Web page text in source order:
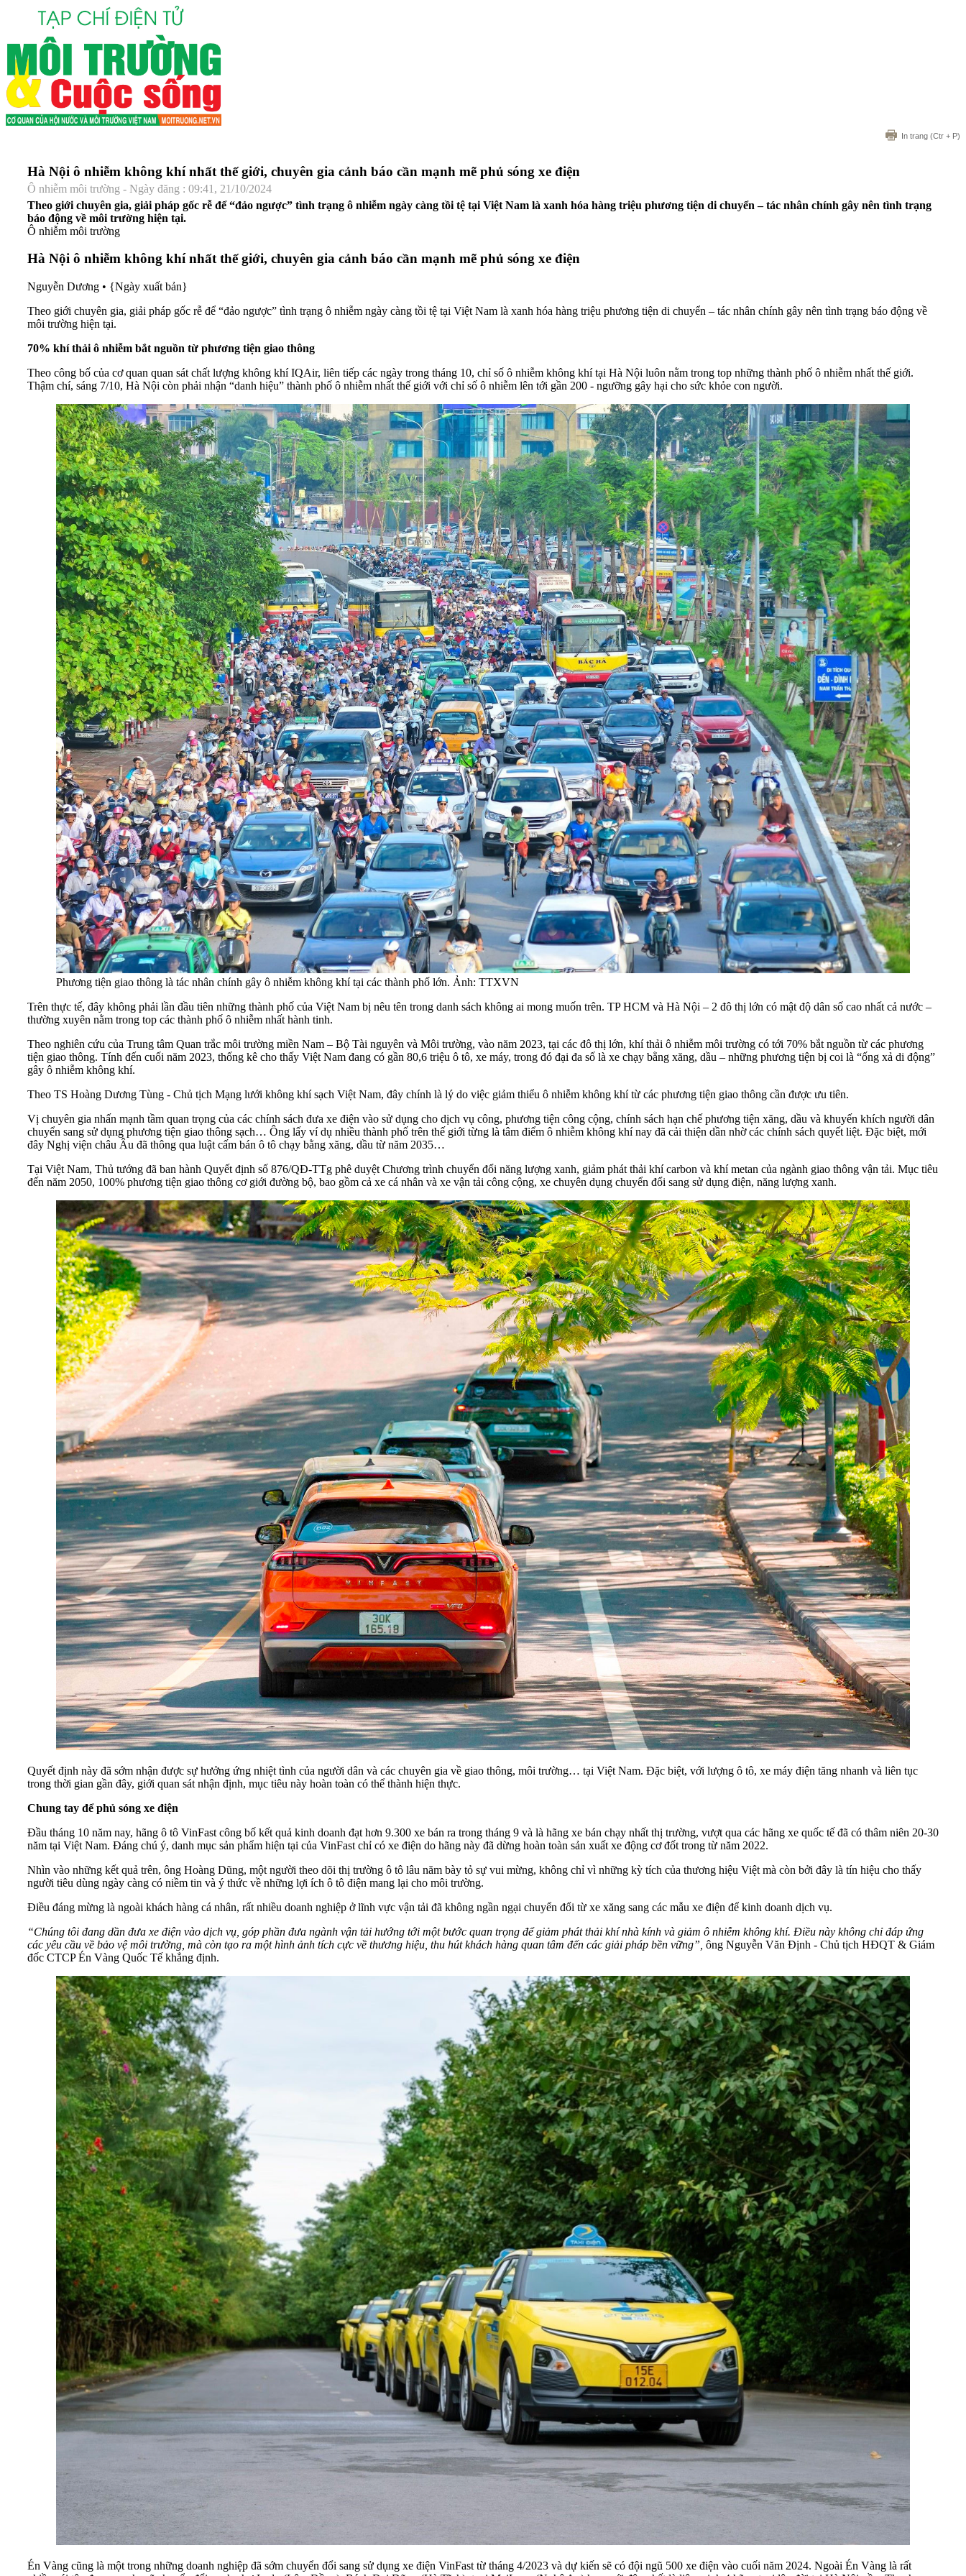
In trang (Ctr + P)
Hà Nội ô nhiễm không khí nhất thế giới, chuyên gia cảnh báo cần mạnh mẽ phủ sóng xe điện
Ô nhiễm môi trường - Ngày đăng : 09:41, 21/10/2024
Theo giới chuyên gia, giải pháp gốc rễ để “đảo ngược” tình trạng ô nhiễm ngày càng tồi tệ tại Việt Nam là xanh hóa hàng triệu phương tiện di chuyển – tác nhân chính gây nên tình trạng
báo động về môi trường hiện tại.
Ô nhiễm môi trường
Hà Nội ô nhiễm không khí nhất thế giới, chuyên gia cảnh báo cần mạnh mẽ phủ sóng xe điện
Nguyễn Dương • {Ngày xuất bản}
Theo giới chuyên gia, giải pháp gốc rễ để “đảo ngược” tình trạng ô nhiễm ngày càng tồi tệ tại Việt Nam là xanh hóa hàng triệu phương tiện di chuyển – tác nhân chính gây nên tình trạng báo động về
môi trường hiện tại.
70% khí thải ô nhiễm bắt nguồn từ phương tiện giao thông
Theo công bố của cơ quan quan sát chất lượng không khí IQAir, liên tiếp các ngày trong tháng 10, chỉ số ô nhiễm không khí tại Hà Nội luôn nằm trong top những thành phố ô nhiễm nhất thế giới.
Thậm chí, sáng 7/10, Hà Nội còn phải nhận “danh hiệu” thành phố ô nhiễm nhất thế giới với chỉ số ô nhiễm lên tới gần 200 - ngưỡng gây hại cho sức khỏe con người.
Phương tiện giao thông là tác nhân chính gây ô nhiễm không khí tại các thành phố lớn. Ảnh: TTXVN
Trên thực tế, đây không phải lần đầu tiên những thành phố của Việt Nam bị nêu tên trong danh sách không ai mong muốn trên. TP HCM và Hà Nội – 2 đô thị lớn có mật độ dân số cao nhất cả nước –
thường xuyên nằm trong top các thành phố ô nhiễm nhất hành tinh.
Theo nghiên cứu của Trung tâm Quan trắc môi trường miền Nam – Bộ Tài nguyên và Môi trường, vào năm 2023, tại các đô thị lớn, khí thải ô nhiễm môi trường có tới 70% bắt nguồn từ các phương
tiện giao thông. Tính đến cuối năm 2023, thống kê cho thấy Việt Nam đang có gần 80,6 triệu ô tô, xe máy, trong đó đại đa số là xe chạy bằng xăng, dầu – những phương tiện bị coi là “ống xả di động”
gây ô nhiễm không khí.
Theo TS Hoàng Dương Tùng - Chủ tịch Mạng lưới không khí sạch Việt Nam, đây chính là lý do việc giảm thiểu ô nhiễm không khí từ các phương tiện giao thông cần được ưu tiên.
Vị chuyên gia nhấn mạnh tầm quan trọng của các chính sách đưa xe điện vào sử dụng cho dịch vụ công, phương tiện công cộng, chính sách hạn chế phương tiện xăng, dầu và khuyến khích người dân
chuyển sang sử dụng phương tiện giao thông sạch… Ông lấy ví dụ nhiều thành phố trên thế giới từng là tâm điểm ô nhiễm không khí nay đã cải thiện dần nhờ các chính sách quyết liệt. Đặc biệt, mới
đây Nghị viện châu Âu đã thông qua luật cấm bán ô tô chạy bằng xăng, dầu từ năm 2035…
Tại Việt Nam, Thủ tướng đã ban hành Quyết định số 876/QĐ-TTg phê duyệt Chương trình chuyển đổi năng lượng xanh, giảm phát thải khí carbon và khí metan của ngành giao thông vận tải. Mục tiêu
đến năm 2050, 100% phương tiện giao thông cơ giới đường bộ, bao gồm cả xe cá nhân và xe vận tải công cộng, xe chuyên dụng chuyển đổi sang sử dụng điện, năng lượng xanh.
Quyết định này đã sớm nhận được sự hưởng ứng nhiệt tình của người dân và các chuyên gia về giao thông, môi trường… tại Việt Nam. Đặc biệt, với lượng ô tô, xe máy điện tăng nhanh và liên tục
trong thời gian gần đây, giới quan sát nhận định, mục tiêu này hoàn toàn có thể thành hiện thực.
Chung tay để phủ sóng xe điện
Đầu tháng 10 năm nay, hãng ô tô VinFast công bố kết quả kinh doanh đạt hơn 9.300 xe bán ra trong tháng 9 và là hãng xe bán chạy nhất thị trường, vượt qua các hãng xe quốc tế đã có thâm niên 20-30
năm tại Việt Nam. Đáng chú ý, danh mục sản phẩm hiện tại của VinFast chỉ có xe điện do hãng này đã dừng hoàn toàn sản xuất xe động cơ đốt trong từ năm 2022.
Nhìn vào những kết quả trên, ông Hoàng Dũng, một người theo dõi thị trường ô tô lâu năm bày tỏ sự vui mừng, không chỉ vì những kỳ tích của thương hiệu Việt mà còn bởi đây là tín hiệu cho thấy
người tiêu dùng ngày càng có niềm tin và ý thức về những lợi ích ô tô điện mang lại cho môi trường.
Điều đáng mừng là ngoài khách hàng cá nhân, rất nhiều doanh nghiệp ở lĩnh vực vận tải đã không ngần ngại chuyển đổi từ xe xăng sang các mẫu xe điện để kinh doanh dịch vụ.
“Chúng tôi đang dần đưa xe điện vào dịch vụ, góp phần đưa ngành vận tải hướng tới một bước quan trọng để giảm phát thải khí nhà kính và giảm ô nhiễm không khí. Điều này không chỉ đáp ứng
các yêu cầu về bảo vệ môi trường, mà còn tạo ra một hình ảnh tích cực về thương hiệu, thu hút khách hàng quan tâm đến các giải pháp bền vững”, ông Nguyễn Văn Định - Chủ tịch HĐQT & Giám
đốc CTCP Én Vàng Quốc Tế khẳng định.
Én Vàng cũng là một trong những doanh nghiệp đã sớm chuyển đổi sang sử dụng xe điện VinFast từ tháng 4/2023 và dự kiến sẽ có đội ngũ 500 xe điện vào cuối năm 2024. Ngoài Én Vàng là rất